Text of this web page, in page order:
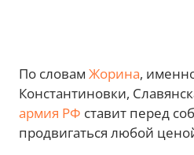
По словам Жорина,
Константиновки,
армия РФ ставит перед
продвигаться любой